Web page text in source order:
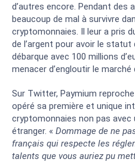
d’autres encore. Pendant des
beaucoup de mal à survivre
cryptomonnaies. Il leur a pris
de l’argent pour avoir le statut
débarque avec 100 millions
menacer d’engloutir le
Sur Twitter, Paymium
opéré sa première et unique
cryptomonnaies non pas avec
étranger. « Dommage de ne
français qui respecte les
talents que vous auriez pu